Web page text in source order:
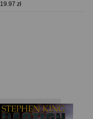
19.97 zł